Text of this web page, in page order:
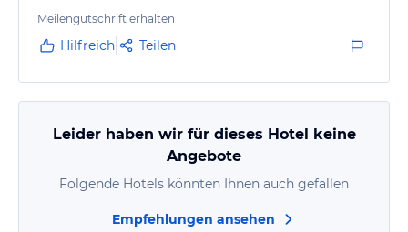
Meilengutschrift erhalten
Hilfreich Teilen
Leider haben wir für dieses Hotel keine
Angebote
Folgende Hotels könnten Ihnen auch gefallen
Empfehlungen ansehen